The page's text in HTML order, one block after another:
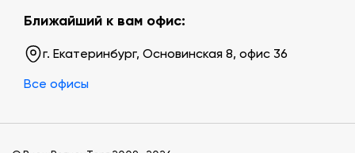
Ближайший к вам офис:
г. Екатеринбург, Основинская 8, офис 36
Все офисы